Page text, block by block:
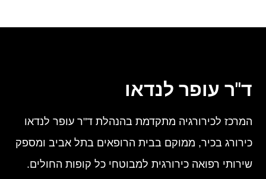
ד"ר עופר לנדאו
המרכז לכירורגיה מתקדמת בהנהלת ד"ר עופר לנדאו
כירורג בכיר, ממוקם בבית הרופאים בתל אביב ומספק
שירותי רפואה כירורגית למבוטחי כל קופות החולים.